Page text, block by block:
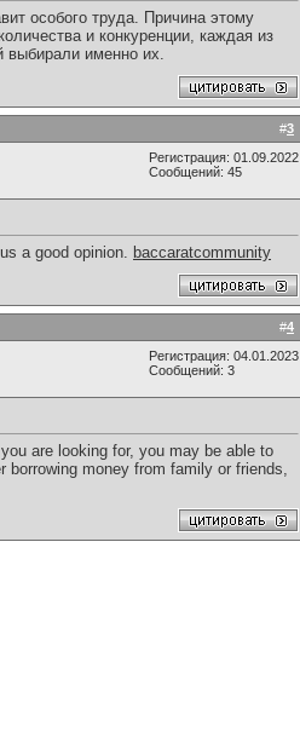
особого труда. Причина этому
и конкуренции, каждая из
выбирали именно их.
#3
Регистрация: 01.09.2022
Сообщений: 45
a good opinion. baccaratcommunity
#4
Регистрация: 04.01.2023
Сообщений: 3
are looking for, you may be able to
borrowing money from family or friends,